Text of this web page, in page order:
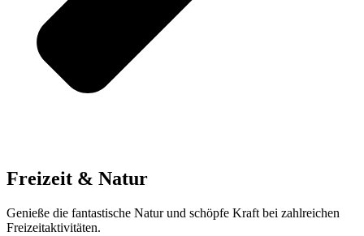
Freizeit & Natur
Genieße die fantastische Natur und schöpfe Kraft bei zahlreichen
Freizeitaktivitäten.